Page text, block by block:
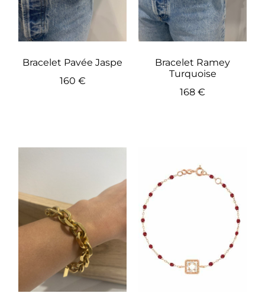
Bracelet Pavée Jaspe
160 €
Bracelet Ramey
Turquoise
168 €